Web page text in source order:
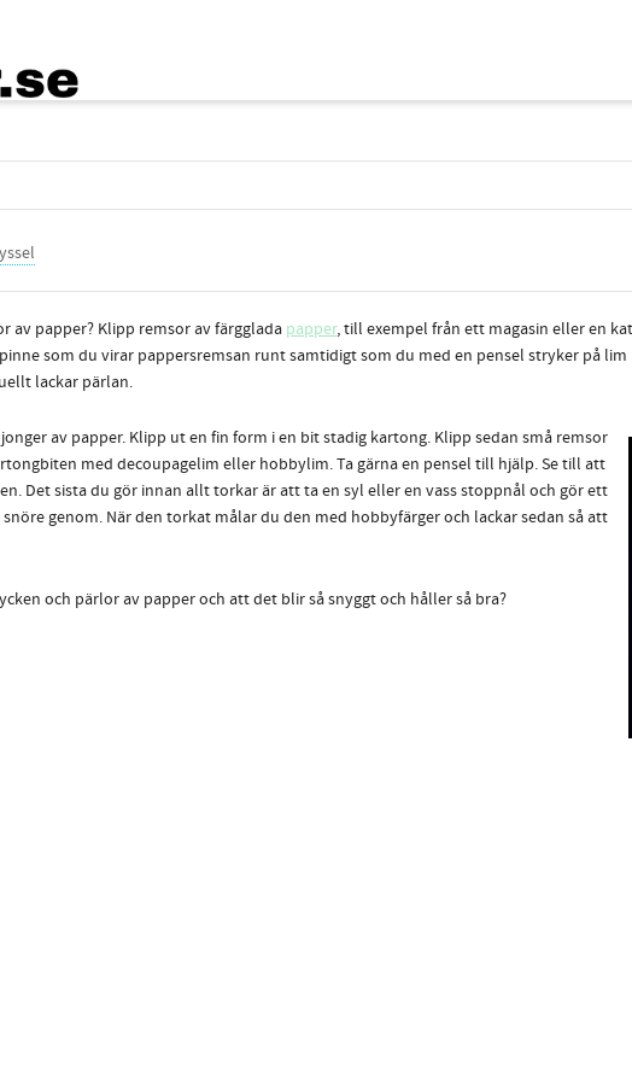
av papper? Klipp remsor av färgglada papper, till exempel från ett magasin eller en
som du virar pappersremsan runt samtidigt som du med en pensel stryker på
lackar pärlan.
av papper. Klipp ut en fin form i en bit stadig kartong. Klipp sedan små remsor
med decoupagelim eller hobbylim. Ta gärna en pensel till hjälp. Se till att
Det sista du gör innan allt torkar är att ta en syl eller en vass stoppnål och gör ett
genom. När den torkat målar du den med hobbyfärger och lackar sedan så att
och pärlor av papper och att det blir så snyggt och håller så bra?